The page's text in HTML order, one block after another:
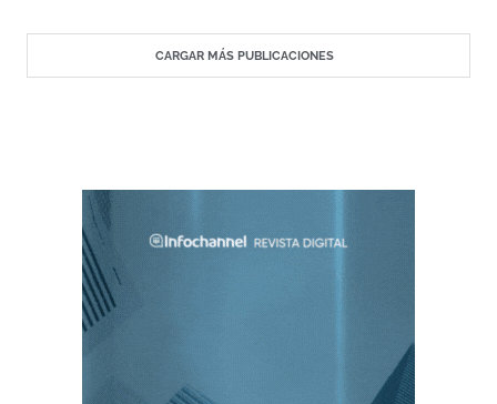
CARGAR MÁS PUBLICACIONES